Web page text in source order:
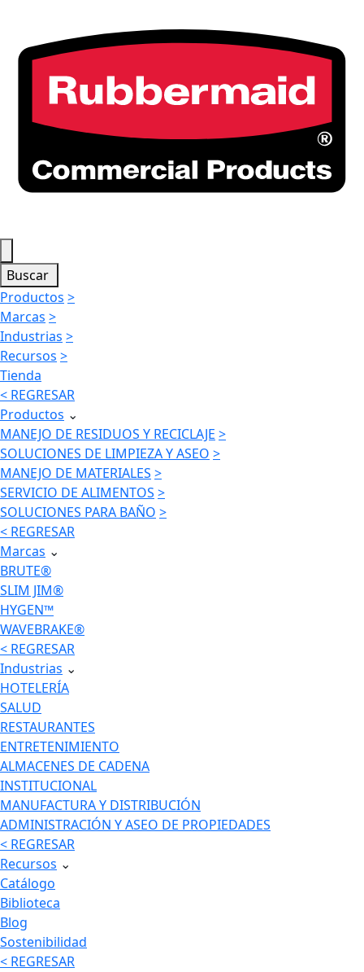
Buscar
Productos >
Marcas >
Industrias >
Recursos >
Tienda
< REGRESAR
Productos ⌄
MANEJO DE RESIDUOS Y RECICLAJE >
SOLUCIONES DE LIMPIEZA Y ASEO >
MANEJO DE MATERIALES >
SERVICIO DE ALIMENTOS >
SOLUCIONES PARA BAÑO >
< REGRESAR
Marcas ⌄
BRUTE®
SLIM JIM®
HYGEN™
WAVEBRAKE®
< REGRESAR
Industrias ⌄
HOTELERÍA
SALUD
RESTAURANTES
ENTRETENIMIENTO
ALMACENES DE CADENA
INSTITUCIONAL
MANUFACTURA Y DISTRIBUCIÓN
ADMINISTRACIÓN Y ASEO DE PROPIEDADES
< REGRESAR
Recursos ⌄
Catálogo
Biblioteca
Blog
Sostenibilidad
< REGRESAR